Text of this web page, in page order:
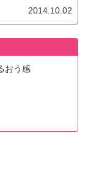
2014.10.02
おう感